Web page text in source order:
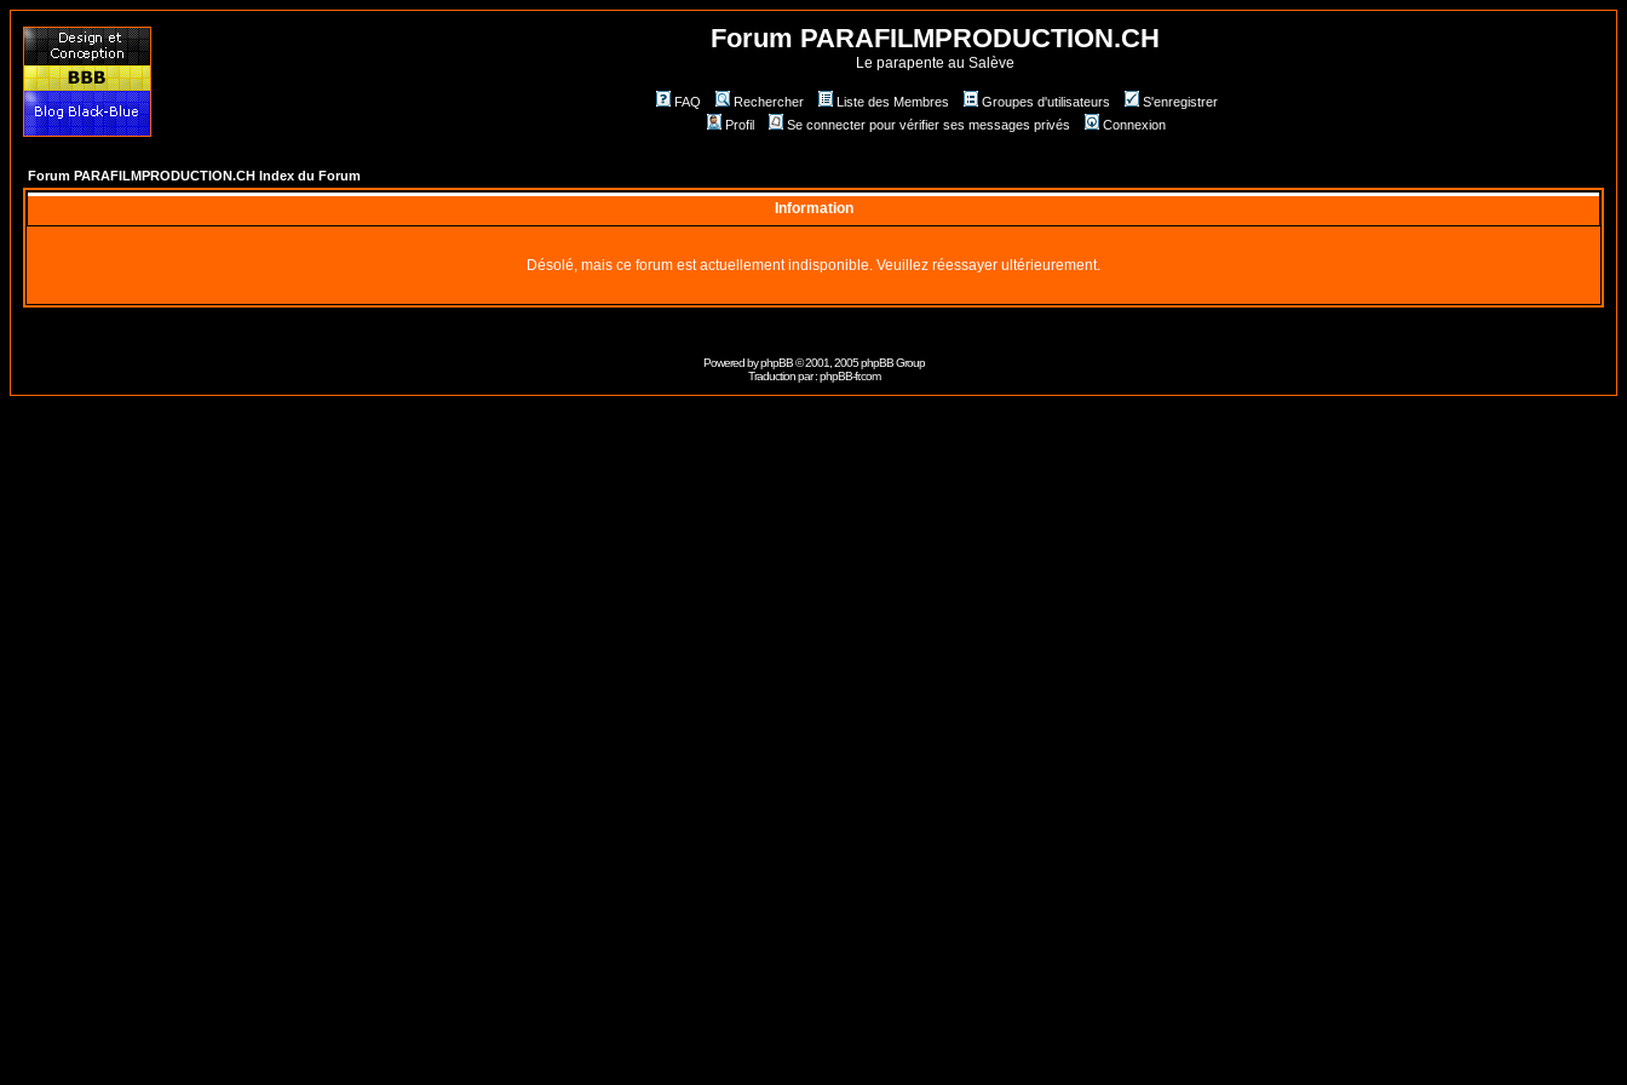
Forum PARAFILMPRODUCTION.CH
Le parapente au Salève
FAQ Rechercher Liste des Membres Groupes d'utilisateurs
S'enregistrer
Profil
Se connecter pour vérifier ses messages privés Connexion
Forum PARAFILMPRODUCTION.CH Index du Forum
Information
Désolé, mais ce forum est actuellement indisponible. Veuillez réessayer ultérieurement.
Powered byphpBB© 2001, 2005 phpBB Group
Traduction par :phpBB-fr.com